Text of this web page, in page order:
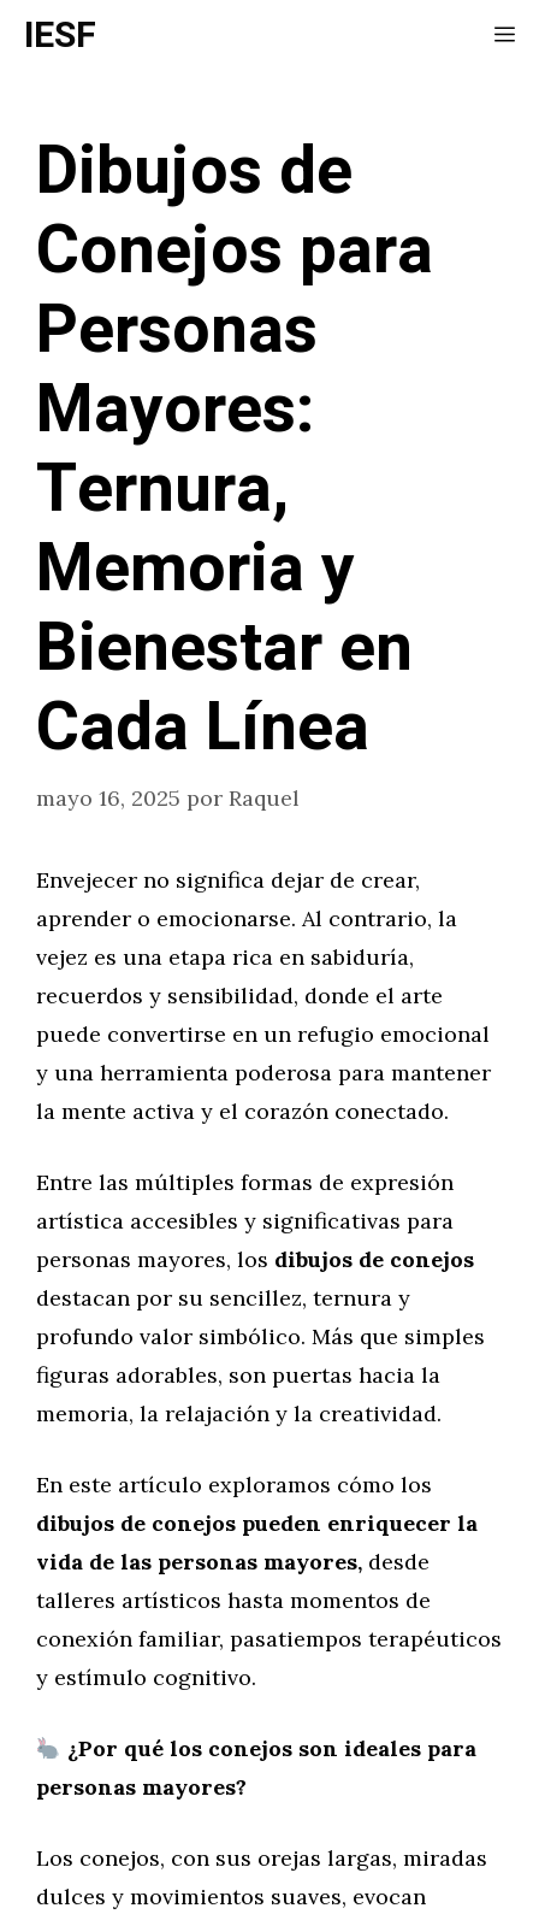
Saltar
IESF
Dibujos de
Conejos para
Personas
Mayores:
Ternura,
Memoria y
Bienestar en
Cada Línea
mayo 16, 2025 por Raquel
Envejecer no significa dejar de crear,
aprender o emocionarse. Al contrario, la
vejez es una etapa rica en sabiduría,
recuerdos y sensibilidad, donde el arte
puede convertirse en un refugio emocional
y una herramienta poderosa para mantener
la mente activa y el corazón conectado.
Entre las múltiples formas de expresión
artística accesibles y significativas para
personas mayores, los dibujos de conejos
destacan por su sencillez, ternura y
profundo valor simbólico. Más que simples
figuras adorables, son puertas hacia la
memoria, la relajación y la creatividad.
En este artículo exploramos cómo los
dibujos de conejos pueden enriquecer la
vida de las personas mayores, desde
talleres artísticos hasta momentos de
conexión familiar, pasatiempos terapéuticos
y estímulo cognitivo.
¿Por qué los conejos son ideales para
personas mayores?
Los conejos, con sus orejas largas, miradas
dulces y movimientos suaves, evocan